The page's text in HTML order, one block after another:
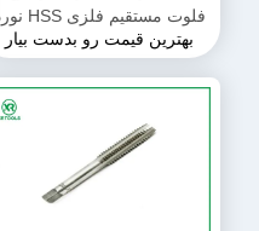
فلوت مستقیم فلزی HSS نورد
دستی
بهترین قیمت رو بدست بیار